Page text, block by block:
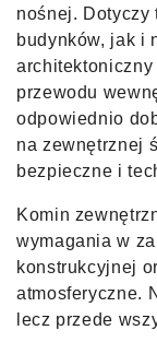
nośnej. Dotyczy
budynków, jak i
przewodu
odpowiednio
na zewnętrznej
bezpieczne i
Komin
wymagania w
konstrukcyjnej
atmosferyczne.
lecz przede